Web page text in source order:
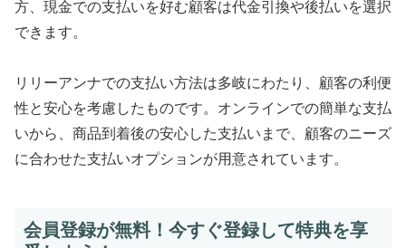
方、現金での支払いを好む顧客は代金引換や後払いを選択
できます。
リリーアンナでの支払い方法は多岐にわたり、顧客の利便
性と安心を考慮したものです。オンラインでの簡単な支払
いから、商品到着後の安心した支払いまで、顧客のニーズ
に合わせた支払いオプションが用意されています。
会員登録が無料！今すぐ登録して特典を享